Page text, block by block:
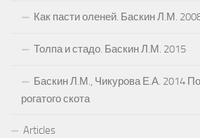
Как пасти оленей. Баскин Л.М.
Толпа и стадо. Баскин Л.М. 2015
Баскин Л.М., Чикурова Е.А. 2014
рогатого скота
Articles